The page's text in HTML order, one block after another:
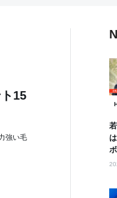
15
強い毛